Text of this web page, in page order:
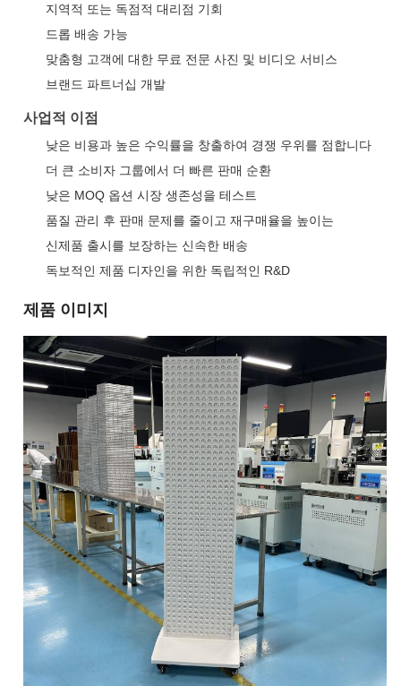
지역적 또는 독점적 대리점 기회
드롭 배송 가능
맞춤형 고객에 대한 무료 전문 사진 및 비디오 서비스
브랜드 파트너십 개발
사업적 이점
낮은 비용과 높은 수익률을 창출하여 경쟁 우위를 점합니다
더 큰 소비자 그룹에서 더 빠른 판매 순환
낮은 MOQ 옵션 시장 생존성을 테스트
품질 관리 후 판매 문제를 줄이고 재구매율을 높이는
신제품 출시를 보장하는 신속한 배송
독보적인 제품 디자인을 위한 독립적인 R&D
제품 이미지